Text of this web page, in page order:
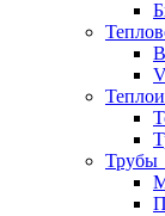
Трубы